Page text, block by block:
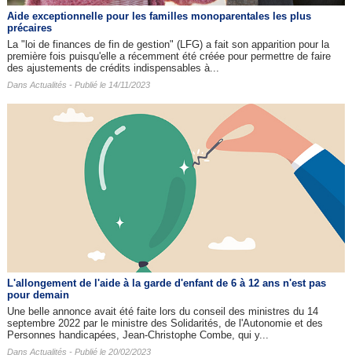
Aide exceptionnelle pour les familles monoparentales les plus
précaires
La "loi de finances de fin de gestion" (LFG) a fait son apparition pour la
première fois puisqu'elle a récemment été créée pour permettre de faire
des ajustements de crédits indispensables à...
Dans Actualités - Publié le 14/11/2023
L'allongement de l'aide à la garde d'enfant de 6 à 12 ans n'est pas
pour demain
Une belle annonce avait été faite lors du conseil des ministres du 14
septembre 2022 par le ministre des Solidarités, de l'Autonomie et des
Personnes handicapées, Jean-Christophe Combe, qui y...
Dans Actualités - Publié le 20/02/2023